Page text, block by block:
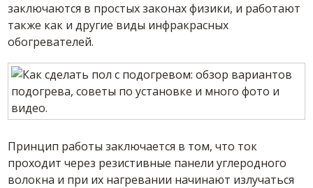
заключаются в простых законах физики, и работают
также как и другие виды инфракрасных
обогревателей.
Принцип работы заключается в том, что ток
проходит через резистивные панели углеродного
волокна и при их нагревании начинают излучаться